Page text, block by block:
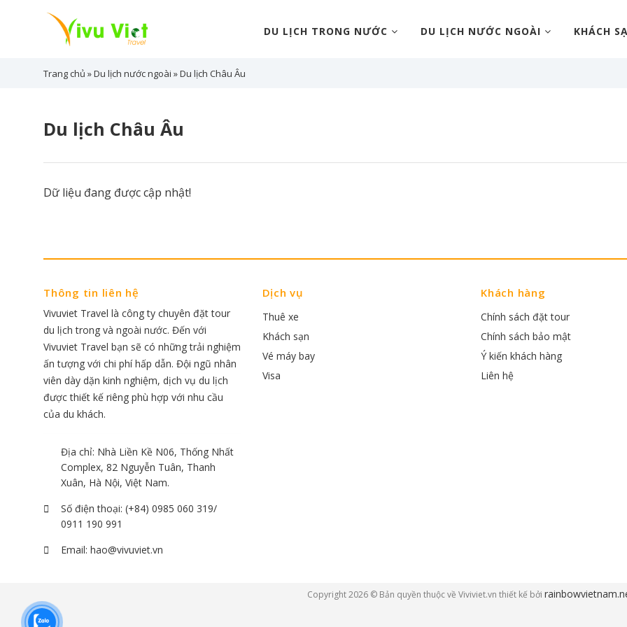
DU LỊCH TRONG NƯỚC DU LỊCH NƯỚC NGOÀI KHÁCH
Trang chủ »Du lịch nước ngoài »Du lịch Châu Âu
Du lịch Châu Âu
Dữ liệu đang được cập nhật!
Thông tin liên hệ
Vivuviet Travel là công ty chuyên đặt tour
du lịch trong và ngoài nước. Đến với
Vivuviet Travel bạn sẽ có những trải nghiệm
ấn tượng với chi phí hấp dẫn. Đội ngũ nhân
viên dày dặn kinh nghiệm, dịch vụ du lịch
được thiết kế riêng phù hợp với nhu cầu
của du khách.
Địa chỉ: Nhà Liền Kề N06, Thống Nhất
Complex, 82 Nguyễn Tuân, Thanh
Xuân, Hà Nội, Việt Nam.
Số điện thoại: (+84) 0985 060 319/
0911 190 991
Email: hao@vivuviet.vn
Dịch vụ
Thuê xe
Khách sạn
Vé máy bay
Visa
Khách hàng
Chính sách đặt tour
Chính sách bảo mật
Ý kiến khách hàng
Liên hệ
Copyright 2026 © Bản quyền thuộc về Viviviet.vn thiết kế bởi